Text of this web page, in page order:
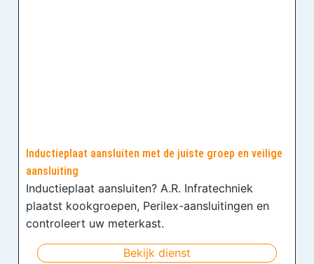
Inductieplaat aansluiten met de juiste groep en veilige
aansluiting
Inductieplaat aansluiten? A.R. Infratechniek
plaatst kookgroepen, Perilex-aansluitingen en
controleert uw meterkast.
Bekijk dienst